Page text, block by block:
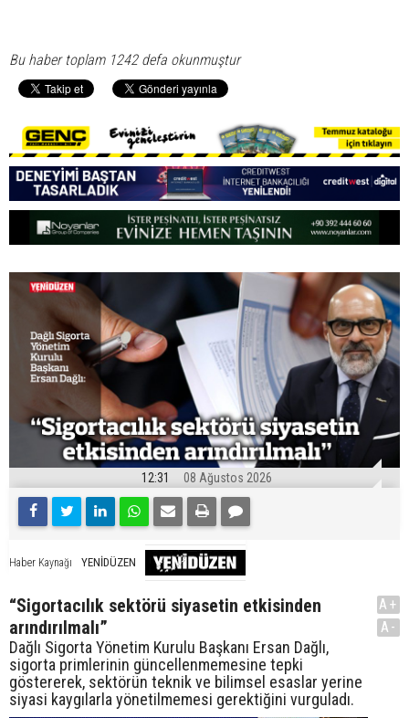
Bu haber toplam 1242 defa okunmuştur
12:31 08 Ağustos 2026
Haber Kaynağı YENİDÜZEN
“Sigortacılık sektörü siyasetin etkisinden
arındırılmalı”
Dağlı Sigorta Yönetim Kurulu Başkanı Ersan Dağlı,
sigorta primlerinin güncellenmemesine tepki
göstererek, sektörün teknik ve bilimsel esaslar yerine
siyasi kaygılarla yönetilmemesi gerektiğini vurguladı.
A+
A-